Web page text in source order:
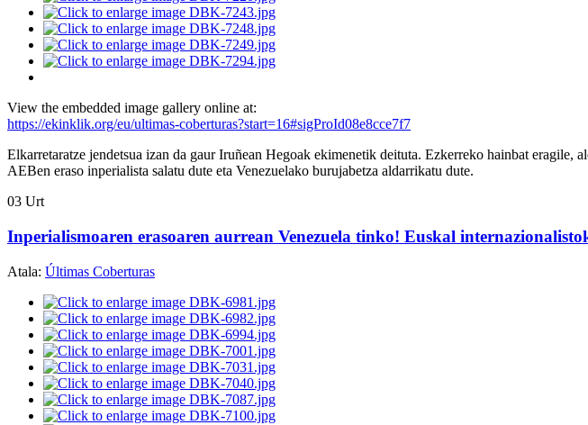
View the embedded image gallery online at:
https://ekinklik.org/eu/ultimas-coberturas?start=16#sigProId08e8cce7f7
Elkarretaratze jendetsua izan da gaur Iruñean Hegoak ekimenetik deituta. Ezkerreko hainbat eragile,
AEBen eraso inperialista salatu dute eta Venezuelako burujabetza aldarrikatu dute.
03 Urt
Inperialismoaren erasoaren aurrean Venezuela tinko! Euskal
Atala: Últimas Coberturas